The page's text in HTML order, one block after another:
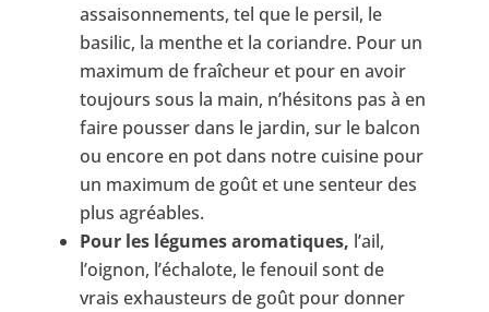
assaisonnements, tel que le persil, le
basilic, la menthe et la coriandre. Pour un
maximum de fraîcheur et pour en avoir
toujours sous la main, n’hésitons pas à en
faire pousser dans le jardin, sur le balcon
ou encore en pot dans notre cuisine pour
un maximum de goût et une senteur des
plus agréables.
Pour les légumes aromatiques, l’ail,
l’oignon, l’échalote, le fenouil sont de
vrais exhausteurs de goût pour donner